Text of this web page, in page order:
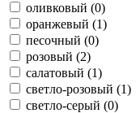
оливковый (0)
оранжевый (1)
песочный (0)
розовый (2)
салатовый (1)
светло-розовый (1)
светло-серый (0)